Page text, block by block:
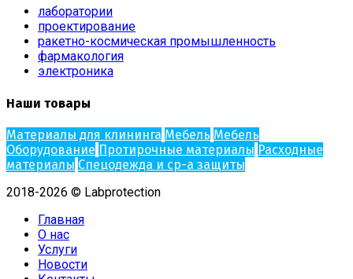
лаборатории
проектирование
ракетно-космическая промышленность
фармакология
электроника
Наши товары
Материалы для клининга Мебель Мебель
Оборудование Протирочные материалы Расходные
материалы Спецодежда и ср-а защиты
2018-2026 © Labprotection
Главная
О нас
Услуги
Новости